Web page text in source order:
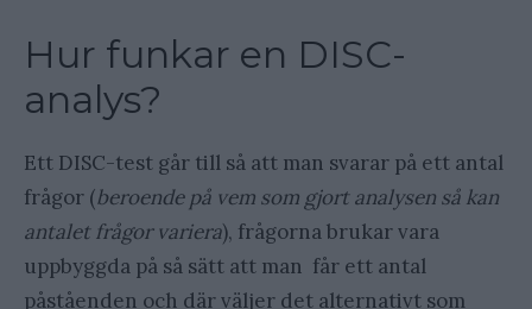
Hur funkar en DISC-
analys?
Ett DISC-test går till så att man svarar på ett antal
frågor (beroende på vem som gjort analysen så kan
antalet frågor variera), frågorna brukar vara
uppbyggda på så sätt att man får ett antal
påståenden och där väljer det alternativt som